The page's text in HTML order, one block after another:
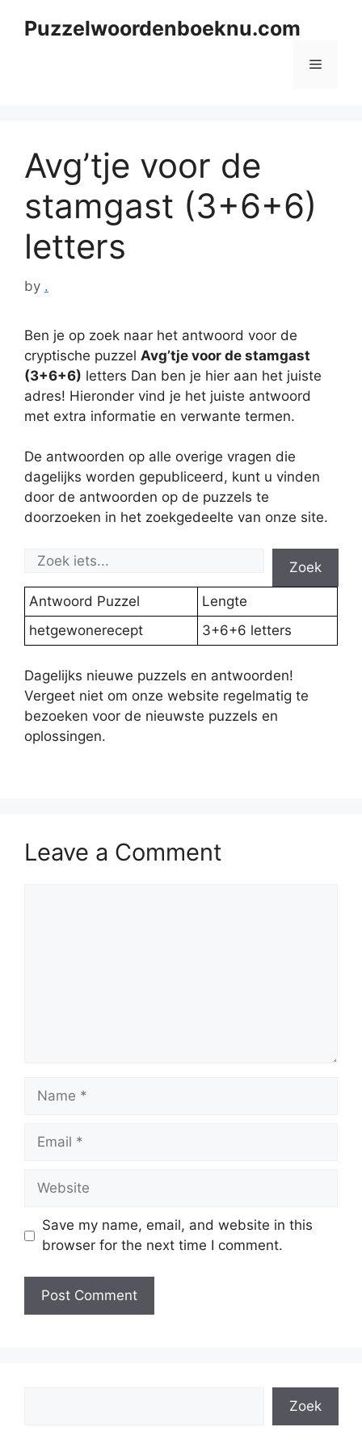
Puzzelwoordenboeknu.com
Menu
Avg’tje voor de
stamgast (3+6+6)
letters
by .
Ben je op zoek naar het antwoord voor de
cryptische puzzel Avg’tje voor de stamgast
(3+6+6) letters Dan ben je hier aan het juiste
adres! Hieronder vind je het juiste antwoord
met extra informatie en verwante termen.
De antwoorden op alle overige vragen die
dagelijks worden gepubliceerd, kunt u vinden
door de antwoorden op de puzzels te
doorzoeken in het zoekgedeelte van onze site.
Zoek
Antwoord Puzzel
Lengte
hetgewonerecept
3+6+6 letters
Dagelijks nieuwe puzzels en antwoorden!
Vergeet niet om onze website regelmatig te
bezoeken voor de nieuwste puzzels en
oplossingen.
Leave a Comment
Name
Email
Website
Save my name, email, and website in this
browser for the next time I comment.
Zoek